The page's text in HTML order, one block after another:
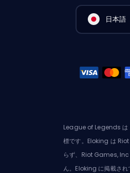
日本語
League of Legends
標です。Eloking は
らず、Riot Games, Inc
ん。Eloking に掲載さ